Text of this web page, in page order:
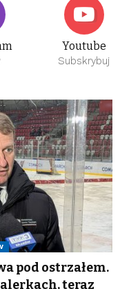
Youtube
Subskrybuj
pod ostrzałem.
teraz